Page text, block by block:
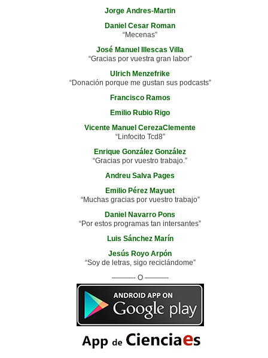
Jorge Andres-Martin
Daniel Cesar Roman
“Mecenas”
José Manuel Illescas Villa
“Gracias por vuestra gran labor”
Ulrich Menzefrike
“Donación porque me gustan sus podcasts”
Francisco Ramos
Emilio Rubio Rigo
Vicente Manuel CerezaClemente
“Linfocito Tcd8”
Enrique González González
“Gracias por vuestro trabajo.”
Andreu Salva Pages
Emilio Pérez Mayuet
“Muchas gracias por vuestro trabajo”
Daniel Navarro Pons
“Por estos programas tan intersantes”
Luis Sánchez Marín
Jesús Royo Arpón
“Soy de letras, sigo reciclándome”
———- O ———-